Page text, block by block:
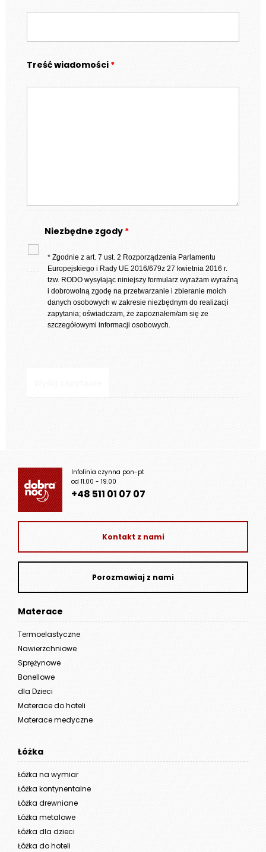
Treść wiadomości *
Niezbędne zgody *
* Zgodnie z art. 7 ust. 2 Rozporządzenia Parlamentu
Europejskiego i Rady UE 2016/679z 27 kwietnia 2016 r.
tzw. RODO wysyłając niniejszy formularz wyrażam wyraźną
i dobrowolną zgodę na przetwarzanie i zbieranie moich
danych osobowych w zakresie niezbędnym do realizacji
zapytania; oświadczam, że zapoznałem/am się ze
szczegółowymi informacji osobowych.
Infolinia czynna pon-pt
od 11.00 - 19.00
+48 511 01 07 07
Kontakt z nami
Porozmawiaj z nami
Materace
Termoelastyczne
Nawierzchniowe
Sprężynowe
Bonellowe
dla Dzieci
Materace do hoteli
Materace medyczne
Łóżka
Łóżka na wymiar
Łóżka kontynentalne
Łóżka drewniane
Łóżka metalowe
Łóżka dla dzieci
Łóżka do hoteli